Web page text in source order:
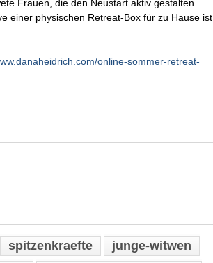
Frauen, die den Neustart aktiv gestalten
einer physischen Retreat-Box für zu Hause ist
online-sommer-retreat-
spitzenkraefte
junge-witwen